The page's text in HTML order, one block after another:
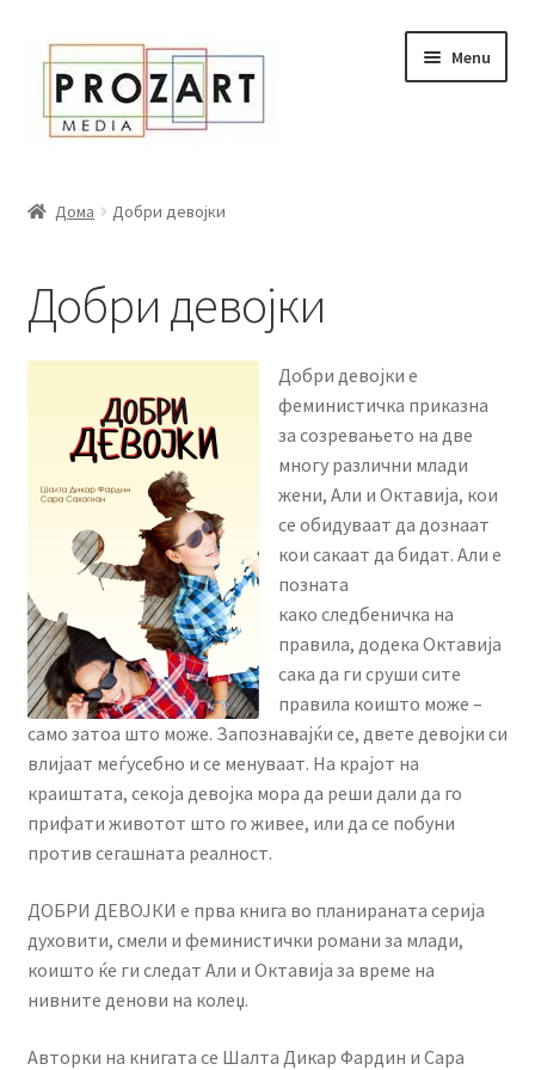
Оди
кон
навигација
Skip
content
Menu
Сите книги
Нашата мала библиотека
Новости
Промоции
Expand
child
menu
Литературен фестивал
Literary Agency
child
Корисничка сметка
child
menu
Дома Добри девојки
Добри девојки
Добри девојки е
феминистичка приказна
за созревањето на две
многу различни млади
жени, Али и Октавија, кои
се обидуваат да дознаат
кои сакаат да бидат. Али е
позната
како следбеничка на
правила, додека Октавија
сака да ги сруши сите
правила коишто може –
само затоа што може. Запознавајќи се, двете девојки си
влијаат меѓусебно и се менуваат. На крајот на
краиштата, секоја девојка мора да реши дали да го
прифати животот што го живее, или да се побуни
против сегашната реалност.
ДОБРИ ДЕВОЈКИ е прва книга во планираната серија
духовити, смели и феминистички романи за млади,
коишто ќе ги следат Али и Октавија за време на
нивните денови на колеџ.
Авторки на книгата се Шалта Дикар Фардин и Сара